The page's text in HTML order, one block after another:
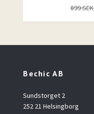
899 SEK
Bechic AB
Sundstorget 2
252 21 Helsingborg